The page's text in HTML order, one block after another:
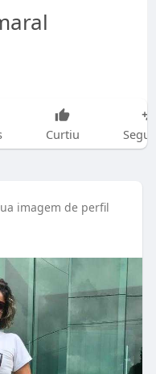
Curtiu
imagem de perfil